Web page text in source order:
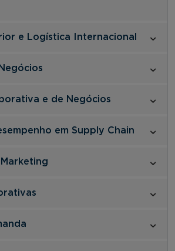
e Logística Internacional
e de Negócios
em Supply Chain